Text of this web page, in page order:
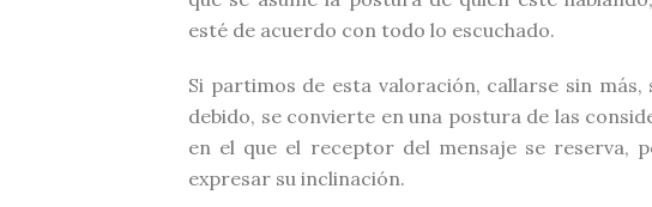
esté de acuerdo con todo lo escuchado.
Si partimos de esta valoración, callarse sin
debido, se convierte en una postura de las
en el que el receptor del mensaje se reserva,
expresar su inclinación.